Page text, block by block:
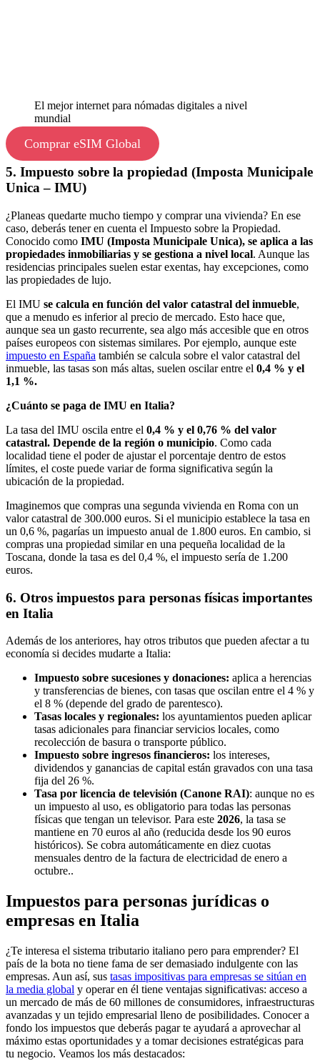
El mejor internet para nómadas digitales a nivel
mundial
Comprar eSIM Global
5. Impuesto sobre la propiedad (Imposta Municipale
Unica – IMU)
¿Planeas quedarte mucho tiempo y comprar una vivienda? En ese
caso, deberás tener en cuenta el Impuesto sobre la Propiedad.
Conocido como IMU (Imposta Municipale Unica), se aplica a las
propiedades inmobiliarias y se gestiona a nivel local. Aunque las
residencias principales suelen estar exentas, hay excepciones, como
las propiedades de lujo.
El IMU se calcula en función del valor catastral del inmueble,
que a menudo es inferior al precio de mercado. Esto hace que,
aunque sea un gasto recurrente, sea algo más accesible que en otros
países europeos con sistemas similares. Por ejemplo, aunque este
impuesto en España también se calcula sobre el valor catastral del
inmueble, las tasas son más altas, suelen oscilar entre el 0,4 % y el
1,1 %.
¿Cuánto se paga de IMU en Italia?
La tasa del IMU oscila entre el 0,4 % y el 0,76 % del valor
catastral. Depende de la región o municipio. Como cada
localidad tiene el poder de ajustar el porcentaje dentro de estos
límites, el coste puede variar de forma significativa según la
ubicación de la propiedad.
Imaginemos que compras una segunda vivienda en Roma con un
valor catastral de 300.000 euros. Si el municipio establece la tasa en
un 0,6 %, pagarías un impuesto anual de 1.800 euros. En cambio, si
compras una propiedad similar en una pequeña localidad de la
Toscana, donde la tasa es del 0,4 %, el impuesto sería de 1.200
euros.
6. Otros impuestos para personas físicas importantes
en Italia
Además de los anteriores, hay otros tributos que pueden afectar a tu
economía si decides mudarte a Italia:
Impuesto sobre sucesiones y donaciones: aplica a herencias
y transferencias de bienes, con tasas que oscilan entre el 4 % y
el 8 % (depende del grado de parentesco).
Tasas locales y regionales: los ayuntamientos pueden aplicar
tasas adicionales para financiar servicios locales, como
recolección de basura o transporte público.
Impuesto sobre ingresos financieros: los intereses,
dividendos y ganancias de capital están gravados con una tasa
fija del 26 %.
Tasa por licencia de televisión (Canone RAI): aunque no es
un impuesto al uso, es obligatorio para todas las personas
físicas que tengan un televisor. Para este 2026, la tasa se
mantiene en 70 euros al año (reducida desde los 90 euros
históricos). Se cobra automáticamente en diez cuotas
mensuales dentro de la factura de electricidad de enero a
octubre..
Impuestos para personas jurídicas o
empresas en Italia
¿Te interesa el sistema tributario italiano pero para emprender? El
país de la bota no tiene fama de ser demasiado indulgente con las
empresas. Aun así, sus tasas impositivas para empresas se sitúan en
la media global y operar en él tiene ventajas significativas: acceso a
un mercado de más de 60 millones de consumidores, infraestructuras
avanzadas y un tejido empresarial lleno de posibilidades. Conocer a
fondo los impuestos que deberás pagar te ayudará a aprovechar al
máximo estas oportunidades y a tomar decisiones estratégicas para
tu negocio. Veamos los más destacados: